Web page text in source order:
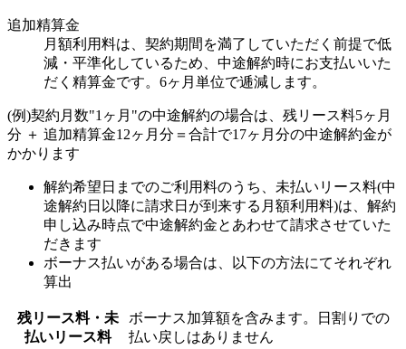
追加精算金
月額利用料は、契約期間を満了していただく前提で低
減・平準化しているため、中途解約時にお支払いいた
だく精算金です。6ヶ月単位で逓減します。
(例)契約月数"1ヶ月"の中途解約の場合は、残リース料5ヶ月
分 ＋ 追加精算金12ヶ月分＝合計で17ヶ月分の中途解約金が
かかります
解約希望日までのご利用料のうち、 未払いリース料(中
途解約日以降に請求日が到来する月額利用料)は、解約
申し込み時点で中途解約金とあわせて請求させていた
だきます
ボーナス払いがある場合は、以下の方法にてそれぞれ
算出
残リース料・未
払いリース料
ボーナス加算額を含みます。日割りでの
払い戻しはありません